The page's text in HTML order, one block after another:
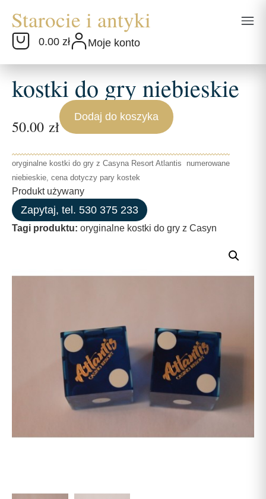
0.00 zł Moje konto
kostki do gry niebieskie
50.00 zł
Dodaj do koszyka
oryginalne kostki do gry z Casyna Resort Atlantis numerowane
niebieskie, cena dotyczy pary kostek
Produkt używany
Zapytaj, tel. 530 375 233
Tagi produktu: oryginalne kostki do gry z Casyn